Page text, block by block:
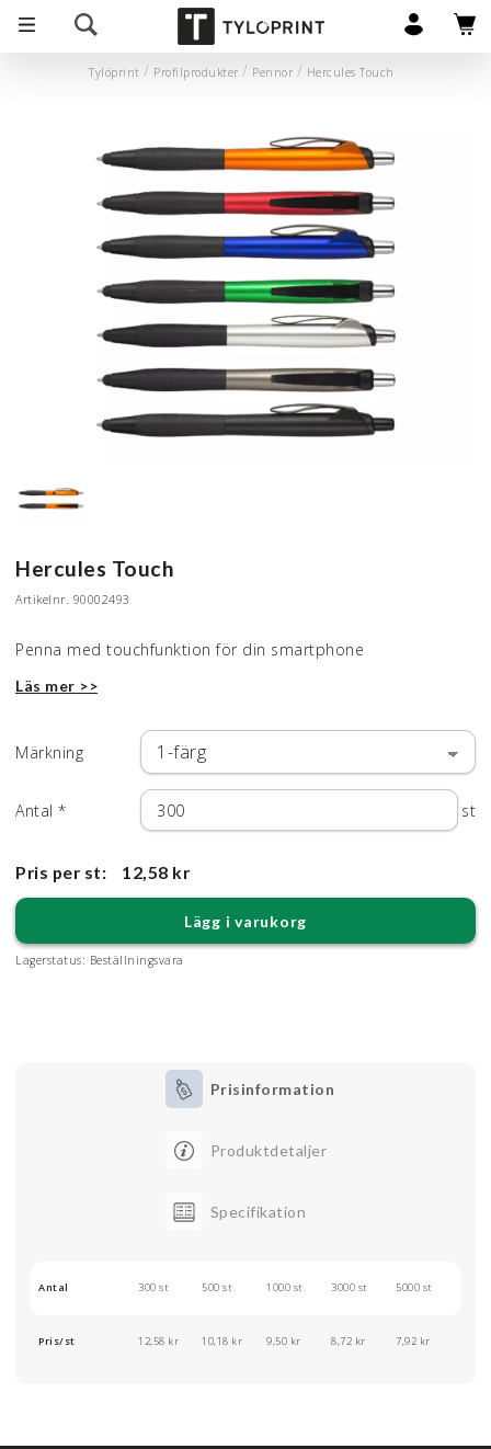
Tylöprint Profilprodukter Pennor Hercules Touch
Hercules Touch
Artikelnr. 90002493
Penna med touchfunktion för din smartphone
Läs mer >>
Märkning
Antal * st
Pris per st: 12,58 kr
Lägg i varukorg
Lagerstatus: Beställningsvara
Prisinformation
Produktdetaljer
Specifikation
Antal 300 st 500 st 1000 st 3000 st 5000 st
Pris/st 12,58 kr 10,18 kr 9,50 kr 8,72 kr 7,92 kr